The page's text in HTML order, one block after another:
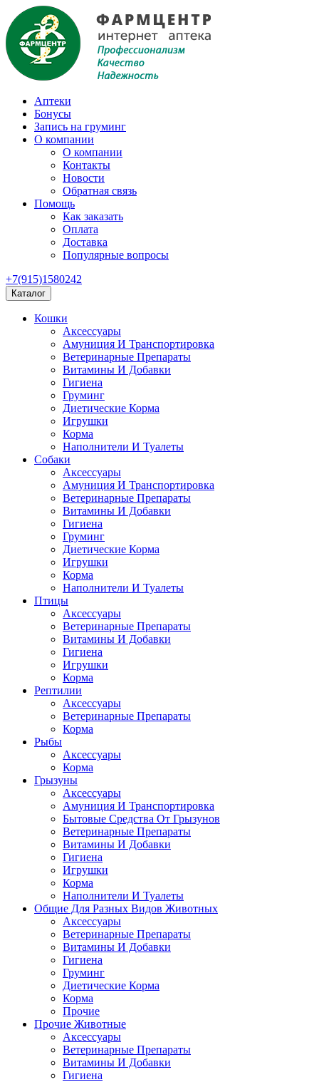
Аптеки
Бонусы
Запись на груминг
О компании
О компании
Контакты
Новости
Обратная связь
Помощь
Как заказать
Оплата
Доставка
Популярные вопросы
+7(915)1580242
Каталог
Кошки
Аксессуары
Амуниция И Транспортировка
Ветеринарные Препараты
Витамины И Добавки
Гигиена
Груминг
Диетические Корма
Игрушки
Корма
Наполнители И Туалеты
Собаки
Аксессуары
Амуниция И Транспортировка
Ветеринарные Препараты
Витамины И Добавки
Гигиена
Груминг
Диетические Корма
Игрушки
Корма
Наполнители И Туалеты
Птицы
Аксессуары
Ветеринарные Препараты
Витамины И Добавки
Гигиена
Игрушки
Корма
Рептилии
Аксессуары
Ветеринарные Препараты
Корма
Рыбы
Аксессуары
Корма
Грызуны
Аксессуары
Амуниция И Транспортировка
Бытовые Средства От Грызунов
Ветеринарные Препараты
Витамины И Добавки
Гигиена
Игрушки
Корма
Наполнители И Туалеты
Общие Для Разных Видов Животных
Аксессуары
Ветеринарные Препараты
Витамины И Добавки
Гигиена
Груминг
Диетические Корма
Корма
Прочие
Прочие Животные
Аксессуары
Ветеринарные Препараты
Витамины И Добавки
Гигиена